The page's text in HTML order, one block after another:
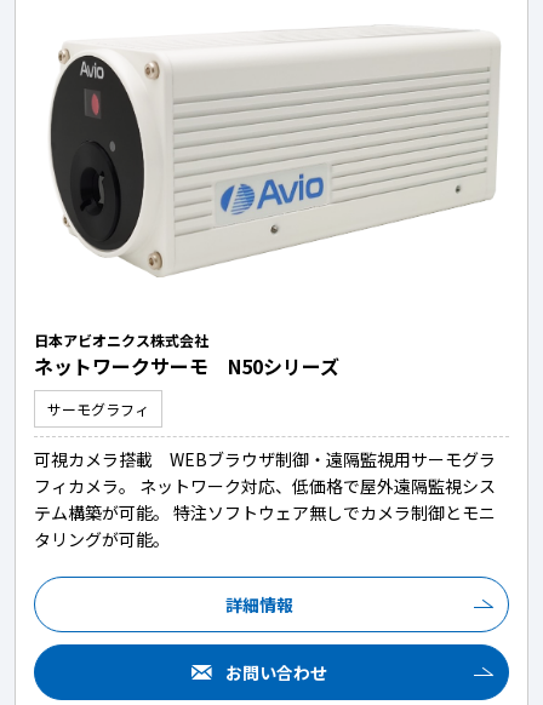
日本アビオニクス株式会社
ネットワークサーモ N50シリーズ
サーモグラフィ
可視カメラ搭載 WEBブラウザ制御・遠隔監視用サーモグラ
フィカメラ。 ネットワーク対応、低価格で屋外遠隔監視シス
テム構築が可能。 特注ソフトウェア無しでカメラ制御とモニ
タリングが可能。
詳細情報
お問い合わせ